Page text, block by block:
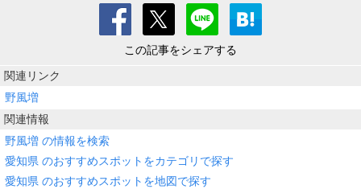
この記事をシェアする
関連リンク
野風増
関連情報
野風増 の情報を検索
愛知県 のおすすめスポットをカテゴリで探す
愛知県 のおすすめスポットを地図で探す